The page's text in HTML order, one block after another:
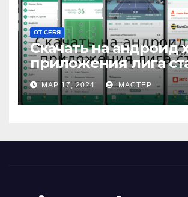
ОТ СЕБЯ
Скачать на андроид
приложения лига
МАР 17, 2024 МАСТЕР